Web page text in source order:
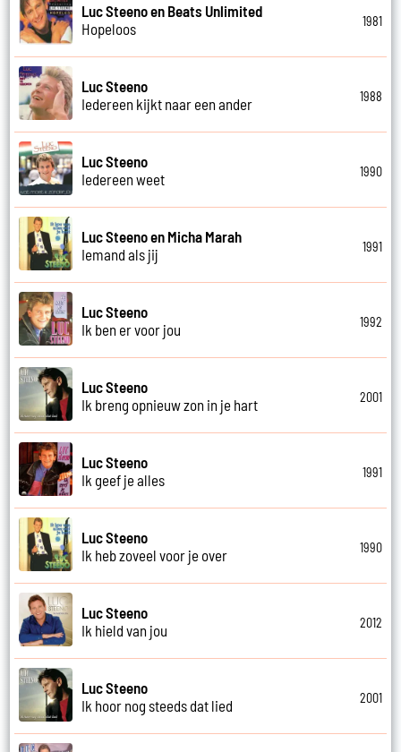
Luc Steeno en Beats Unlimited
Hopeloos
1981
Luc Steeno
Iedereen kijkt naar een ander
1988
Luc Steeno
Iedereen weet
1990
Luc Steeno en Micha Marah
Iemand als jij
1991
Luc Steeno
Ik ben er voor jou
1992
Luc Steeno
Ik breng opnieuw zon in je hart
2001
Luc Steeno
Ik geef je alles
1991
Luc Steeno
Ik heb zoveel voor je over
1990
Luc Steeno
Ik hield van jou
2012
Luc Steeno
Ik hoor nog steeds dat lied
2001